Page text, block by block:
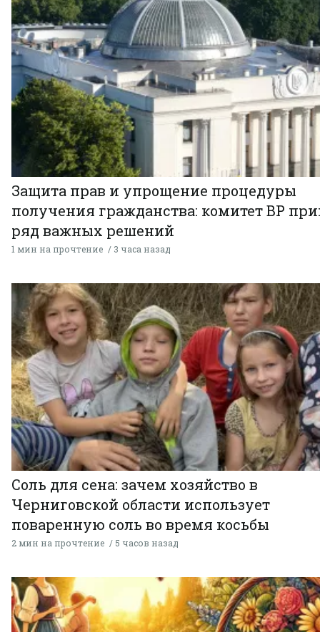
Защита прав и упрощение процедуры
получения гражданства: комитет ВР
ряд важных решений
1 мин на прочтение 3 часа назад
Соль для сена: зачем хозяйство в
Черниговской области использует
поваренную соль во время косьбы
2 мин на прочтение 5 часов назад